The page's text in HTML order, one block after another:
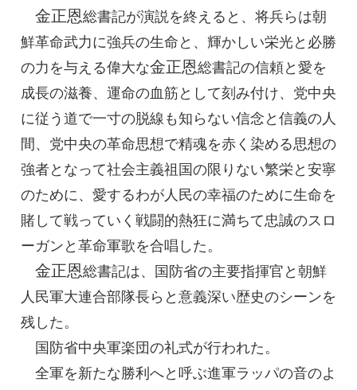
金正恩総書記が演説を終えると、将兵らは朝
鮮革命武力に強兵の生命と、輝かしい栄光と必勝
の力を与える偉大な金正恩総書記の信頼と愛を
成長の滋養、運命の血筋として刻み付け、党中央
に従う道で一寸の脱線も知らない信念と信義の人
間、党中央の革命思想で精魂を赤く染める思想の
強者となって社会主義祖国の限りない繁栄と安寧
のために、愛するわが人民の幸福のために生命を
賭して戦っていく戦闘的熱狂に満ちて忠誠のスロ
ーガンと革命軍歌を合唱した。
金正恩総書記は、国防省の主要指揮官と朝鮮
人民軍大連合部隊長らと意義深い歴史のシーンを
残した。
国防省中央軍楽団の礼式が行われた。
全軍を新たな勝利へと呼ぶ進軍ラッパの音のよ